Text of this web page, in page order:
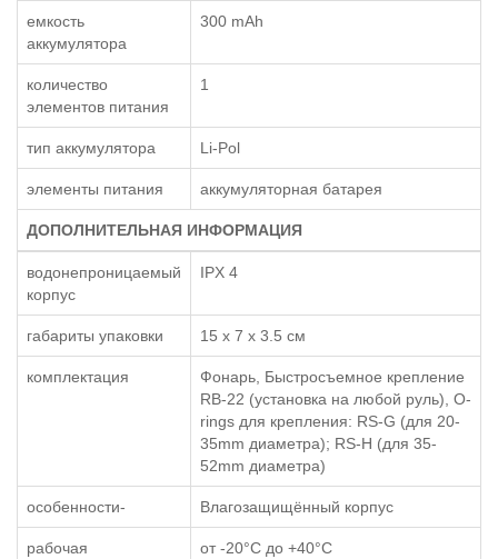
емкость
аккумулятора
300 mAh
количество
элементов питания
1
тип аккумулятора Li-Pol
элементы питания аккумуляторная батарея
ДОПОЛНИТЕЛЬНАЯ ИНФОРМАЦИЯ
водонепроницаемый
корпус
IPX 4
габариты упаковки 15 x 7 x 3.5 см
комплектация
Фонарь, Быстросъемное крепление
RB-22 (установка на любой руль), O-
rings для крепления: RS-G (для 20-
35mm диаметра); RS-H (для 35-
52mm диаметра)
особенности- Влагозащищённый корпус
рабочая
от -20°C до +40°C